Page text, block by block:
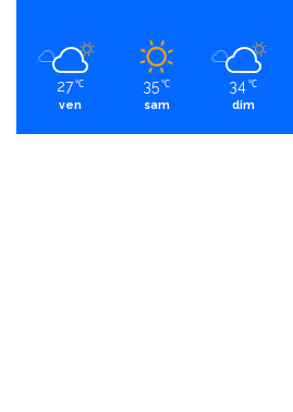
27 ℃
ven
35 ℃
sam
34 ℃
dim